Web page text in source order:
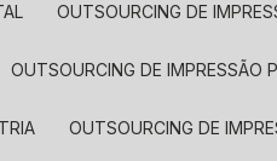
OUTSOURCING DE
OUTSOURCING DE IMPRESSÃO
OUTSOURCING DE